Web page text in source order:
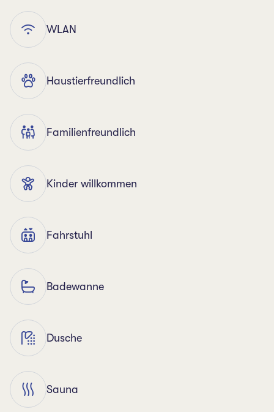
WLAN
Haustierfreundlich
Familienfreundlich
Kinder willkommen
Fahrstuhl
Badewanne
Dusche
Sauna